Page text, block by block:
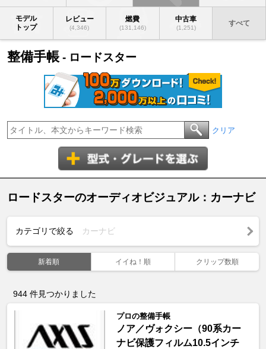
モデル
トップ
レビュー
(4,346)
燃費
(131,146)
中古車
(1,251)
すべて
整備手帳 - ロードスター
クリア
ロードスターのオーディオビジュアル：カーナビ
カテゴリで絞る カーナビ
新着順 イイね！順 クリップ数順
944 件見つかりました
プロの整備手帳
ノア／ヴォクシー（90系カー
ナビ保護フィルム10.5インチ